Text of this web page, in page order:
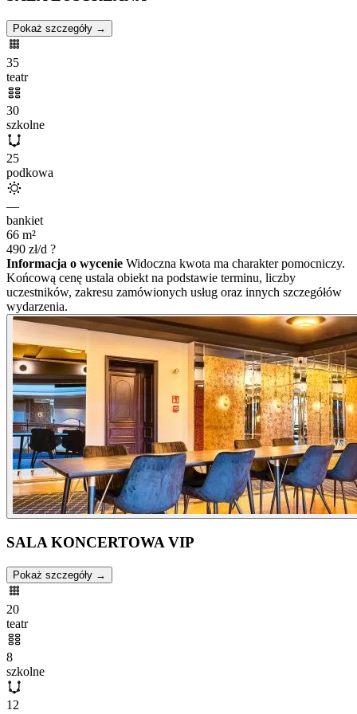
Pokaż szczegóły →
35
teatr
30
szkolne
25
podkowa
—
bankiet
66 m²
490 zł/d ?
Informacja o wycenie Widoczna kwota ma charakter pomocniczy.
Końcową cenę ustala obiekt na podstawie terminu, liczby
uczestników, zakresu zamówionych usług oraz innych szczegółów
wydarzenia.
SALA KONCERTOWA VIP
Pokaż szczegóły →
20
teatr
8
szkolne
12